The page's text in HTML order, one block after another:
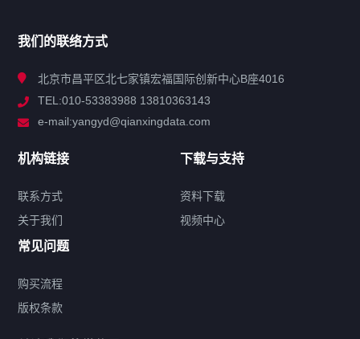
解决方案
联系方式
热门标签
我们的联络方式
北京市昌平区北七家镇宏福国际创新中心B座4016
TEL:010-53383988 13810363143
e-mail:yangyd@qianxingdata.com
机构链接
联系方式
关于我们
下载与支持
资料下载
视频中心
常见问题
购买流程
版权条款